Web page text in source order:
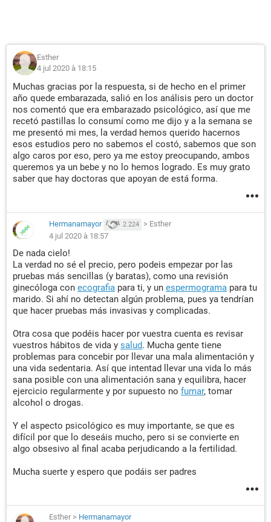
Esther
4 jul 2020 à 18:15
Muchas gracias por la respuesta, si de hecho en el primer
año quede embarazada, salió en los análisis pero un doctor
nos comentó que era embarazado psicológico, así que me
recetó pastillas lo consumí como me dijo y a la semana se
me presentó mi mes, la verdad hemos querido hacernos
esos estudios pero no sabemos el costó, sabemos que son
algo caros por eso, pero ya me estoy preocupando, ambos
queremos ya un bebe y no lo hemos logrado. Es muy grato
saber que hay doctoras que apoyan de está forma.
Hermanamayor 2.224 > Esther
4 jul 2020 à 18:57
De nada cielo!
La verdad no sé el precio, pero podeis empezar por las
pruebas más sencillas (y baratas), como una revisión
ginecóloga con ecografia para ti, y un espermograma para tu
marido. Si ahí no detectan algún problema, pues ya tendrían
que hacer pruebas más invasivas y complicadas.
Otra cosa que podéis hacer por vuestra cuenta es revisar
vuestros hábitos de vida y salud. Mucha gente tiene
problemas para concebir por llevar una mala alimentación y
una vida sedentaria. Así que intentad llevar una vida lo más
sana posible con una alimentación sana y equilibra, hacer
ejercicio regularmente y por supuesto no fumar, tomar
alcohol o drogas.
Y el aspecto psicológico es muy importante, se que es
difícil por que lo deseáis mucho, pero si se convierte en
algo obsesivo al final acaba perjudicando a la fertilidad.
Mucha suerte y espero que podáis ser padres
Esther > Hermanamayor